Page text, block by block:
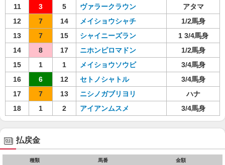
11
3 5 ヴァラークラウン
アタマ
12
7 14 メイショウシャチ
1/2馬身
13
7 15 シャイニーズラン
1 3/4馬身
14
8 17 ニホンピロマドン
1/2馬身
15
1 1 メイショウソウビ
3/4馬身
16
6 12 セトノシャトル
3/4馬身
17
7 13 ニシノガブリヨリ
ハナ
18
1 2 アイアンムスメ 3/4馬身
払戻金
種類 馬番 金額